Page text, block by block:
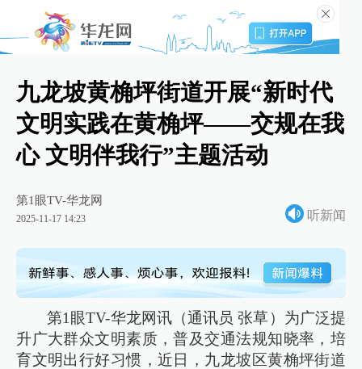
九龙坡黄桷坪街道开展“新时代
文明实践在黄桷坪——交规在我
心 文明伴我行”主题活动
第1眼TV-华龙网
2025-11-17 14:23 听新闻
第1眼TV-华龙网讯（通讯员 张草）为广泛提
升广大群众文明素质，普及交通法规知晓率，培
育文明出行好习惯，近日，九龙坡区黄桷坪街道